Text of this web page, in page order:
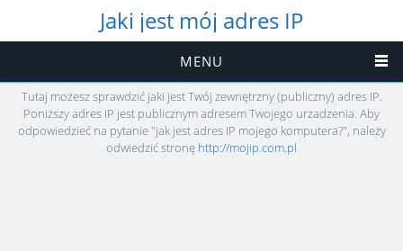
Jaki jest mój adres IP
MENU
Tutaj możesz sprawdzić jaki jest Twój zewnętrzny (publiczny) adres IP.
Poniższy adres IP jest publicznym adresem Twojego urzadzenia. Aby
odpowiedzieć na pytanie "jak jest adres IP mojego komputera?", należy
odwiedzić stronę http://mojip.com.pl